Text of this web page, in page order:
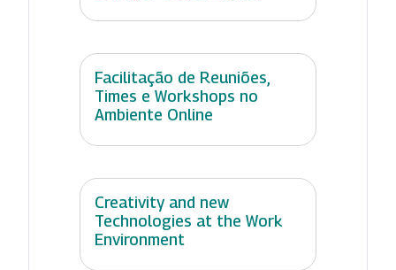
Facilitação de Reuniões,
Times e Workshops no
Ambiente Online
Creativity and new
Technologies at the Work
Environment